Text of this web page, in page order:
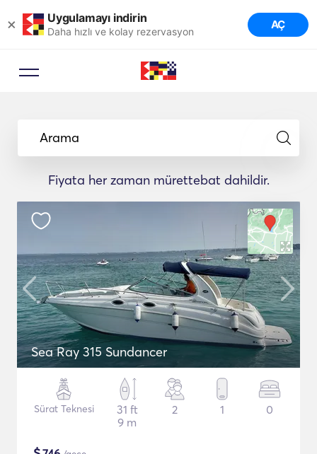
× Uygulamayı indirin
Daha hızlı ve kolay rezervasyon AÇ
Arama
Fiyata her zaman mürettebat dahildir.
Sea Ray 315 Sundancer
Sürat Teknesi
31 ft
9 m
2 1 0